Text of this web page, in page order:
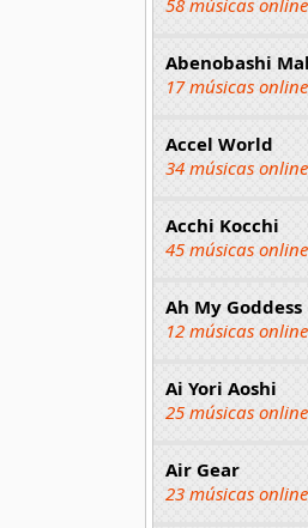
Abenobashi
17 músicas online
Accel World
34 músicas online
Acchi Kocchi
45 músicas online
Ah My Goddess
12 músicas online
Ai Yori Aoshi
25 músicas online
Air Gear
23 músicas online